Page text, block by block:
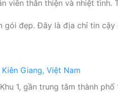
viên thân thiện và nhiệt tình.
gói đẹp. Đây là địa chỉ tin
Giang, Việt Nam
1, gần trung tâm thành